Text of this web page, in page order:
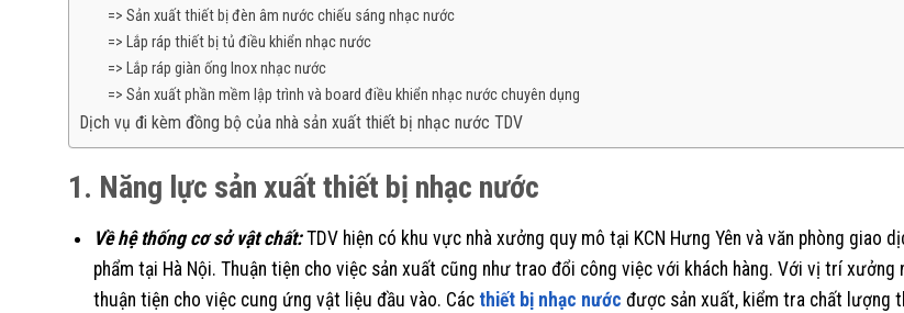
=> Sản xuất thiết bị đèn âm nước chiếu sáng nhạc nước
=> Lắp ráp thiết bị tủ điều khiển nhạc nước
=> Lắp ráp giàn ống Inox nhạc nước
=> Sản xuất phần mềm lập trình và board điều khiển nhạc nước chuyên dụng
Dịch vụ đi kèm đồng bộ của nhà sản xuất thiết bị nhạc nước TDV
1. Năng lực sản xuất thiết bị nhạc nước
Về hệ thống cơ sở vật chất:TDV hiện có khu vực nhà xưởng quy mô tại KCN Hưng Yên và văn phòng giao
phẩm tại Hà Nội. Thuận tiện cho việc sản xuất cũng như trao đổi công việc với khách hàng. Với vị trí xưởng
thuận tiện cho việc cung ứng vật liệu đầu vào. Các thiết bị nhạc nước được sản xuất, kiểm tra chất lượng